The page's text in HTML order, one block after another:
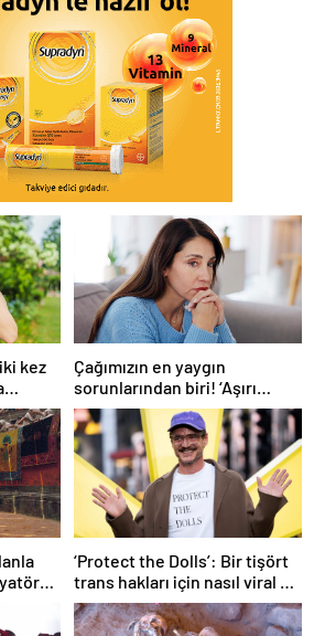
kez
Çağımızın en yaygın
sorunlarından biri! ‘Aşırı
düşünmeyle başa çıkmak
mümkün’
‘Protect the Dolls’: Bir tişört
trans hakları için nasıl viral bir
sembol haline geldi?